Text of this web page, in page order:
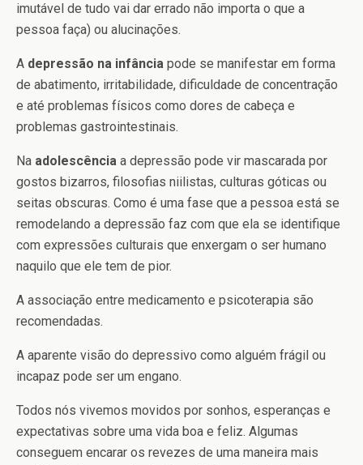
imutável de tudo vai dar errado não importa o que a
pessoa faça) ou alucinações.
A depressão na infância pode se manifestar em forma
de abatimento, irritabilidade, dificuldade de concentração
e até problemas físicos como dores de cabeça e
problemas gastrointestinais.
Na adolescência a depressão pode vir mascarada por
gostos bizarros, filosofias niilistas, culturas góticas ou
seitas obscuras. Como é uma fase que a pessoa está se
remodelando a depressão faz com que ela se identifique
com expressões culturais que enxergam o ser humano
naquilo que ele tem de pior.
A associação entre medicamento e psicoterapia são
recomendadas.
A aparente visão do depressivo como alguém frágil ou
incapaz pode ser um engano.
Todos nós vivemos movidos por sonhos, esperanças e
expectativas sobre uma vida boa e feliz. Algumas
conseguem encarar os revezes de uma maneira mais